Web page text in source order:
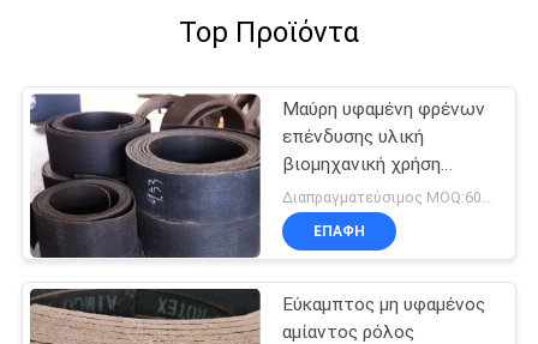
Top Προϊόντα
Μαύρη υφαμένη φρένων
επένδυσης υλική
βιομηχανική χρήση
γερανών ορείχαλκου
ενισχυμένη καλώδιο
ΕΠΑΦΉ
Εύκαμπτος μη υφαμένος
αμίαντος ρόλος